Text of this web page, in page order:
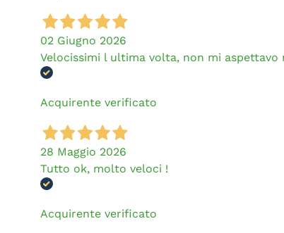
02 Giugno 2026
Velocissimi l ultima volta, non mi
Acquirente verificato
28 Maggio 2026
Tutto ok, molto veloci !
Acquirente verificato